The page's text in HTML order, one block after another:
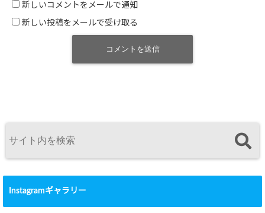
新しいコメントをメールで通知
新しい投稿をメールで受け取る
Instagramギャラリー